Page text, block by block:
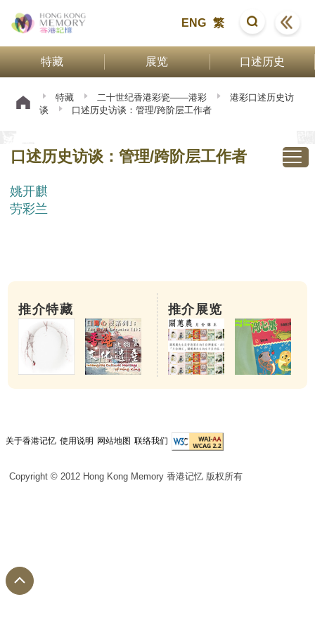
ENG 繁
特藏 展览 口述历史
特藏 二十世纪香港彩瓷——港彩
港彩口述历史访
谈
口述历史访谈：管理/跨阶层工作者
口述历史访谈：管理/跨阶层工作者
姚开麒
劳彩兰
推介特藏 推介展览
关于香港记忆 使用说明 网站地图 联络我们
Copyright © 2012 Hong Kong Memory 香港记忆 版权所有